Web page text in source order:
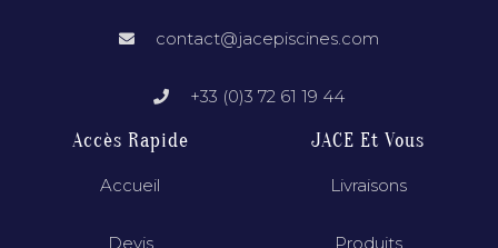
contact@jacepiscines.com
+33 (0)3 72 61 19 44
Accès Rapide
Accueil
Devis
JACE Et Vous
Livraisons
Produits